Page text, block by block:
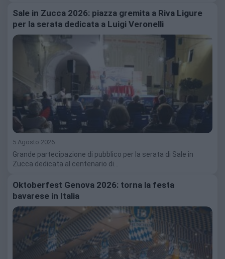
Sale in Zucca 2026: piazza gremita a Riva Ligure
per la serata dedicata a Luigi Veronelli
5 Agosto 2026
Grande partecipazione di pubblico per la serata di Sale in
Zucca dedicata al centenario di…
Oktoberfest Genova 2026: torna la festa
bavarese in Italia